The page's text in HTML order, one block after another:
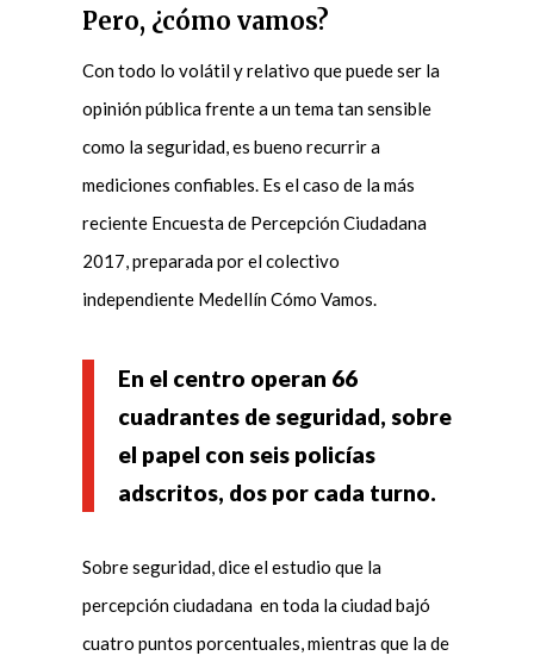
Pero, ¿cómo vamos?
Con todo lo volátil y relativo que puede ser la
opinión pública frente a un tema tan sensible
como la seguridad, es bueno recurrir a
mediciones confiables. Es el caso de la más
reciente Encuesta de Percepción Ciudadana
2017, preparada por el colectivo
independiente Medellín Cómo Vamos.
En el centro operan 66
cuadrantes de seguridad, sobre
el papel con seis policías
adscritos, dos por cada turno.
Sobre seguridad, dice el estudio que la
percepción ciudadana en toda la ciudad bajó
cuatro puntos porcentuales, mientras que la de